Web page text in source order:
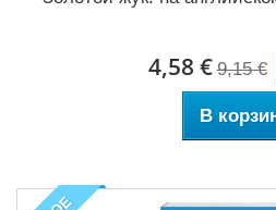
4,58 € 9,15 €
В